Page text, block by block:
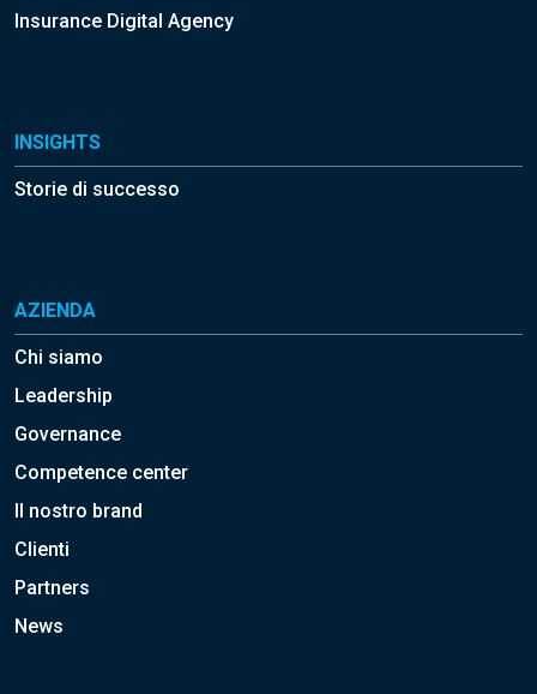
Insurance Digital Agency
INSIGHTS
Storie di successo
AZIENDA
Chi siamo
Leadership
Governance
Competence center
Il nostro brand
Clienti
Partners
News